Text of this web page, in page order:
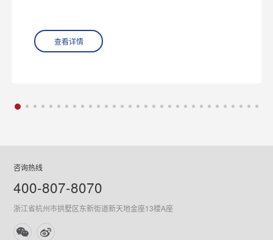
查看详情
咨询热线
400-807-8070
浙江省杭州市拱墅区东新街道新天地金座13楼A座